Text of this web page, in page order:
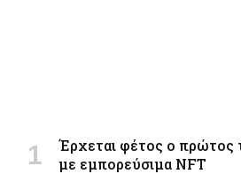
Έρχεται φέτος ο πρώτος
με εμπορεύσιμα NFT